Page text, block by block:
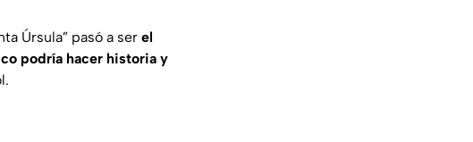
Úrsula” pasó a ser el
podría hacer historia y